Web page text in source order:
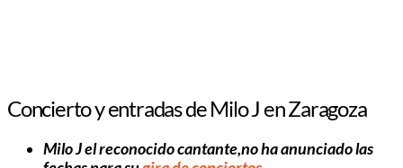
Concierto y entradas de Milo J en Zaragoza
Milo J el reconocido cantante,no ha anunciado las